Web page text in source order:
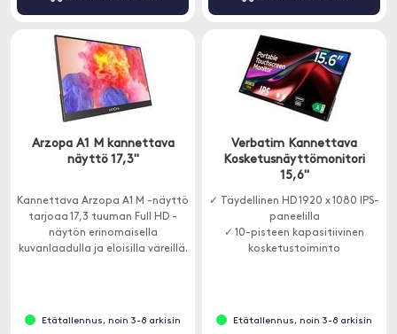
Arzopa A1 M kannettava
näyttö 17,3"
Kannettava Arzopa A1 M -näyttö
tarjoaa 17,3 tuuman Full HD -
näytön erinomaisella
kuvanlaadulla ja eloisilla väreillä.
Etätallennus, noin 3-8 arkisin
Verbatim Kannettava
Kosketusnäyttömonitori
15,6"
✓ Täydellinen HD 1920 x 1080 IPS-
paneelilla
✓ 10-pisteen kapasitiivinen
kosketustoiminto
Etätallennus, noin 3-8 arkisin